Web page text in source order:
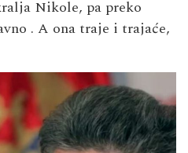
Nikole, pa preko
. A ona traje i trajaće,